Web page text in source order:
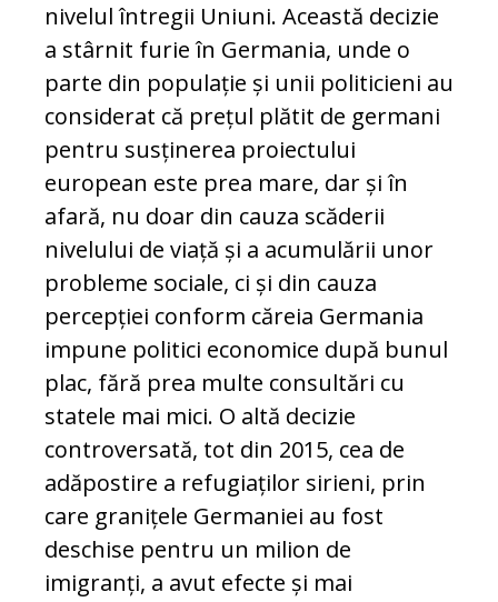
nivelul întregii Uniuni. Această decizie
a stârnit furie în Germania, unde o
parte din populație și unii politicieni au
considerat că prețul plătit de germani
pentru susținerea proiectului
european este prea mare, dar și în
afară, nu doar din cauza scăderii
nivelului de viață și a acumulării unor
probleme sociale, ci și din cauza
percepției conform căreia Germania
impune politici economice după bunul
plac, fără prea multe consultări cu
statele mai mici. O altă decizie
controversată, tot din 2015, cea de
adăpostire a refugiaților sirieni, prin
care granițele Germaniei au fost
deschise pentru un milion de
imigranți, a avut efecte și mai